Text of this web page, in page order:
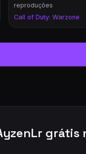
reproduções
Call of Duty: Warzone
grátis